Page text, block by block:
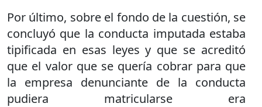
Por último, sobre el fondo de la cuestión, se
concluyó que la conducta imputada estaba
tipificada en esas leyes y que se acreditó
que el valor que se quería cobrar para que
la empresa denunciante de la conducta
pudiera matricularse era